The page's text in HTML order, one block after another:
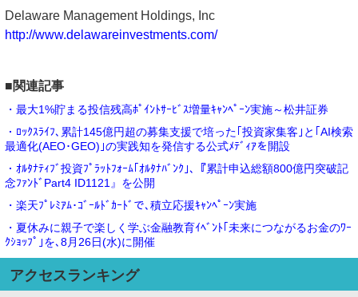
Delaware Management Holdings, Inc
http://www.delawareinvestments.com/
■関連記事
・最大1%貯まる投信残高ﾎﾟｲﾝﾄｻｰﾋﾞｽ増量ｷｬﾝﾍﾟｰﾝ実施～松井証券
・ﾛｯｸｽﾗｲﾌ､累計145億円超の募集支援で培った｢投資家集客｣と｢AI検索
最適化(AEO･GEO)｣の実践知を発信する公式ﾒﾃﾞｨｱを開設
・ｵﾙﾀﾅﾃｨﾌﾞ投資ﾌﾟﾗｯﾄﾌｫｰﾑ｢ｵﾙﾀﾅﾊﾞﾝｸ｣､『累計申込総額800億円突破記
念ﾌｧﾝﾄﾞPart4 ID1121』を公開
・楽天ﾌﾟﾚﾐｱﾑ･ｺﾞｰﾙﾄﾞｶｰﾄﾞで､積立応援ｷｬﾝﾍﾟｰﾝ実施
・夏休みに親子で楽しく学ぶ金融教育ｲﾍﾞﾝﾄ｢未来につながるお金のﾜｰ
ｸｼｮｯﾌﾟ｣を､8月26日(水)に開催
アクセスランキング